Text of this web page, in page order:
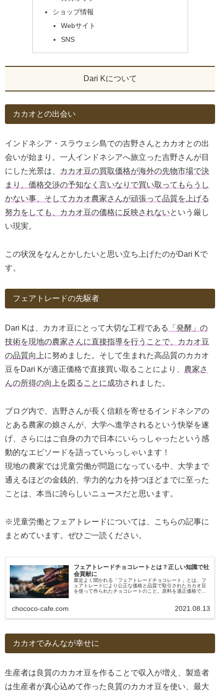
ショップ情報
Webサイト
SNS
Dari Kについて
カカオとの出会い
インドネシア・スラウェシ島での吉野さんとカカオとの出
会いが始まり。一人インドネシアへ旅立った吉野さんが目
にした光景は、
カカオ豆の買取価格が海外の先物市場で決
まり、価格交渉の予知なく言いなりで買い取ってもらうし
かない事、そしてカカオ農家さんが頑張って品質を上げる
努力をしても、カカオ豆の価格に反映されないという厳し
い現実。
この状況をなんとかしたいと思い立ち上げたのがDari Kで
す。
フェアトレードの先駆者
Dari Kは、カカオ豆にとって大切な工程である
「発酵」の
技術を現地の農家さんに直接指導を行うことで、カカオ豆
の品質向上に努めました。そして生まれた高品質のカカオ
豆をDari Kが適正価格で直接買い取ることにより、 農家さ
んの所得の向上を図ることに成功されました。
ブログ内で、吉野さんが長く信頼を寄せるインドネシアの
とある農家の娘さんが、大学へ進学されるという快挙を遂
げ、さらにはご自身の力で日本にいらっしゃったという感
動的なエピソードを語っていらっしゃいます！
現地の農家では児童労働が問題になっている中、大学まで
通えるほどの金銭的、学力的な力を持つほどまでに至った
ことは、本当に誇らしいニュースだと思います。
※児童労働とフェアトレードについては、こちらの記事に
まとめています。ぜひご一読ください。
フェアトレードチョコレートとは？正しい知識で社
会貢献に
最近よく聞かれる「フェアトレードチョコレート」とは、フ
ェアトレードにより公正な価格と品質で取引されたカカオ豆
を使って作られたチョコレートのこと。原料を適正価格で買
chococo-cafe.com 2021.08.13
カカオでみんなが幸せに
生産者は良質のカカオ豆を作ることで収入が増え、製造者
は生産者が真心込めて作った良質のカカオ豆を使い、最大